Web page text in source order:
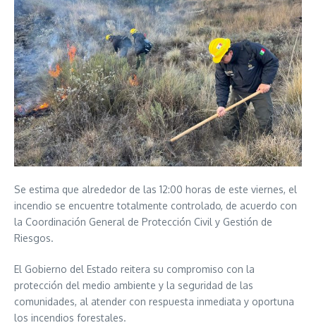
Se estima que alrededor de las 12:00 horas de este viernes, el
incendio se encuentre totalmente controlado, de acuerdo con
la Coordinación General de Protección Civil y Gestión de
Riesgos.
El Gobierno del Estado reitera su compromiso con la
protección del medio ambiente y la seguridad de las
comunidades, al atender con respuesta inmediata y oportuna
los incendios forestales.